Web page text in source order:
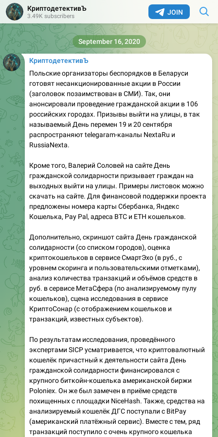
JOIN
КриптодетективЪ
3.49K subscribers
КриптодетективЪ
Польские организаторы беспорядков в Беларуси
готовят несанкционированные акции в России
(заголовок позаимствован в СМИ). Так, они
анонсировали проведение гражданской акции в 106
российских городах. Призывы выйти на улицы, в так
называемый День перемен 19 и 20 сентября
распространяют telegaram-каналы NextaRu и
RussiaNexta.
Кроме того, Валерий Соловей на сайте День
гражданской солидарности призывает граждан на
выходных выйти на улицы. Примеры листовок можно
скачать на сайте. Для финансовой поддержки проекта
предложены номера карты Сбербанка, Яндекс
Кошелька, Pay Pal, адреса BTC и ETH кошельков.
Дополнительно, скриншот сайта День гражданской
солидарности (со списком городов), оценка
криптокошельков в сервисе СмартЭхо (в руб., с
уровнем скоринга и пользовательскими отметками),
анализ количества транзакций и объёмов средств в
руб. в сервисе МетаСфера (по анализируемому пулу
кошельков), сцена исследования в сервисе
КриптоСонар (с отображением кошельков и
транзакций, известных субъектов).
По результатам исследования, проведённого
экспертами SICP усматривается, что криптовалютный
кошелёк причастный к деятельности сайта День
гражданской солидарности финансировался с
крупного биткойн-кошелька американской биржи
Poloniex. Он же был замечен в приёме средств
похищенных с площадки NiceHash. Также, средства на
анализируемый кошелёк ДГС поступали с BitPay
(американский платёжный сервис). Вместе с тем, ряд
транзакций поступило с очень крупного кошелька
September 16, 2020